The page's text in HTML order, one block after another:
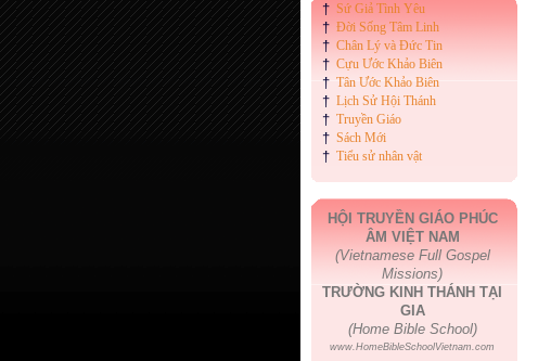
† Sứ Giả Tình Yêu
† Đời Sống Tâm Linh
† Chân Lý và Đức Tin
† Cựu Ước Khảo Biên
† Tân Ước Khảo Biên
† Lịch Sử Hội Thánh
† Truyền Giáo
† Sách Mới
† Tiểu sử nhân vật
HỘI TRUYỀN GIÁO PHÚC
ÂM VIỆT NAM
(Vietnamese Full Gospel
Missions)
TRƯỜNG KINH THÁNH TẠI
GIA
(Home Bible School)
www.HomeBibleSchoolVietnam.com